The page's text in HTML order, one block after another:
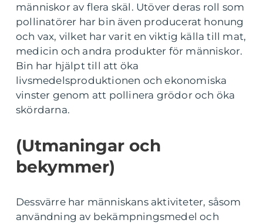
människor av flera skäl. Utöver deras roll som
pollinatörer har bin även producerat honung
och vax, vilket har varit en viktig källa till mat,
medicin och andra produkter för människor.
Bin har hjälpt till att öka
livsmedelsproduktionen och ekonomiska
vinster genom att pollinera grödor och öka
skördarna.
(Utmaningar och
bekymmer)
Dessvärre har människans aktiviteter, såsom
användning av bekämpningsmedel och